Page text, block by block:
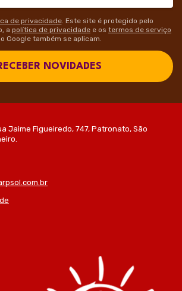
de privacidade. Este site é protegido pelo
a política de privacidade e os termos de serviço
Google também se aplicam.
NOVIDADES
Jaime Figueiredo, 747, Patronato, São